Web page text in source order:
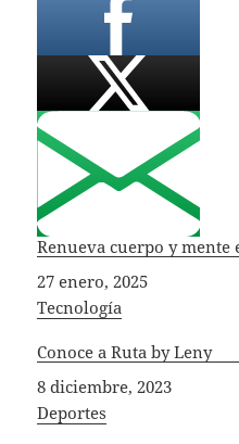
Renueva cuerpo y
Fecha
27 enero, 2025
In relation to
Tecnología
Conoce a Ruta by Leny
Fecha
8 diciembre, 2023
In relation to
Deportes